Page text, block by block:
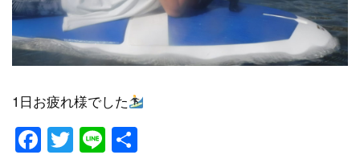
1日お疲れ様でした
Facebook
Twitter
Line